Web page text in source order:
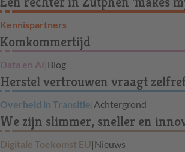
Kennispartners
Komkommertijd
Data en AI |Blog
Herstel vertrouwen vraagt
Overheid in Transitie|Achtergrond
We zijn slimmer, sneller en
Digitale Toekomst EU |Nieuws